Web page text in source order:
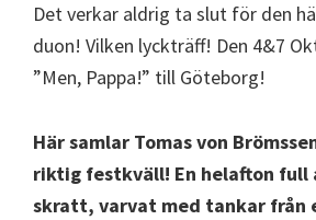
Det verkar aldrig ta slut för den
duon! Vilken lyckträff! Den 4&7
”Men, Pappa!” till Göteborg!
Här samlar Tomas von
riktig festkväll! En helafton full
skratt, varvat med tankar från